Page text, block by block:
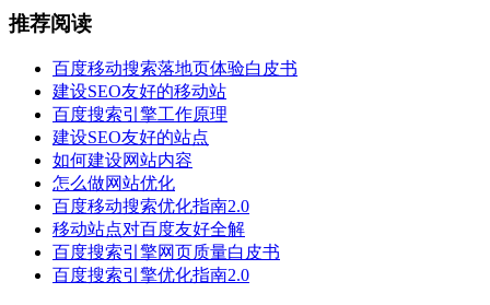
推荐阅读
百度移动搜索落地页体验白皮书
建设SEO友好的移动站
百度搜索引擎工作原理
建设SEO友好的站点
如何建设网站内容
怎么做网站优化
百度移动搜索优化指南2.0
移动站点对百度友好全解
百度搜索引擎网页质量白皮书
百度搜索引擎优化指南2.0